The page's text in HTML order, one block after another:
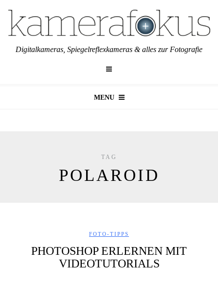
Digitalkameras, Spiegelreflexkameras & alles zur Fotografie
MENU
TAG
POLAROID
FOTO-TIPPS
PHOTOSHOP ERLERNEN MIT
VIDEOTUTORIALS